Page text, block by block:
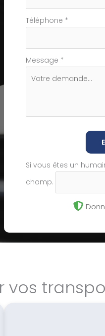
Téléphone *
Message *
Si vous êtes un
champ.